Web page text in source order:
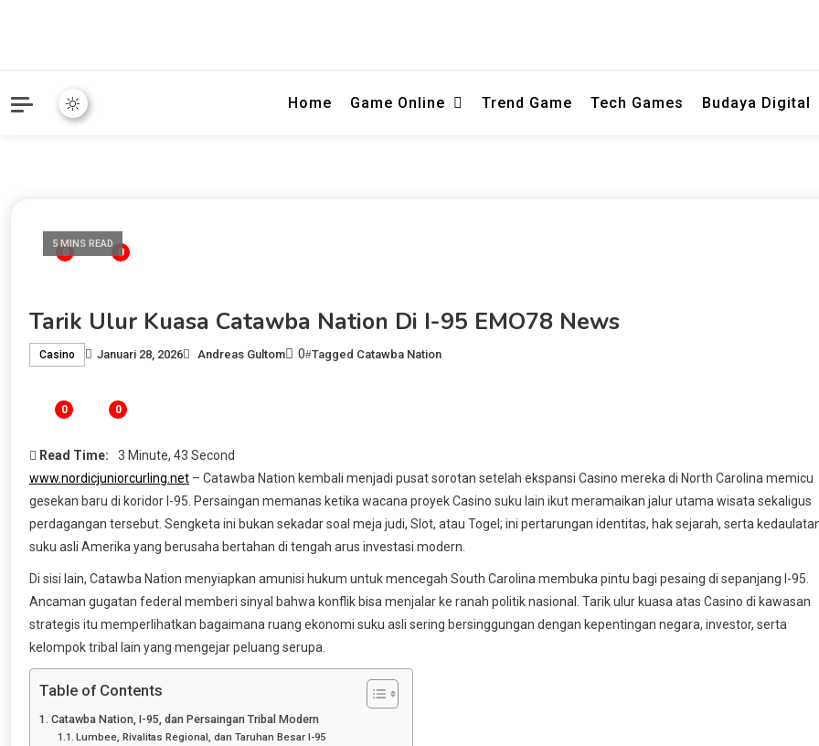
EMO78
Home Game Online Trend Game Tech Games Budaya Digital
0 0
5 MINS READ
Tarik Ulur Kuasa Catawba Nation Di I-95 EMO78 News
Casino Januari 28, 2026 Andreas Gultom 0 Tagged Catawba Nation
0 0
Read Time:
3 Minute, 43 Second
www.nordicjuniorcurling.net – Catawba Nation kembali menjadi pusat sorotan setelah ekspansi Casino mereka di North Carolina memicu
gesekan baru di koridor I-95. Persaingan memanas ketika wacana proyek Casino suku lain ikut meramaikan jalur utama wisata sekaligus
perdagangan tersebut. Sengketa ini bukan sekadar soal meja judi, Slot, atau Togel; ini pertarungan identitas, hak sejarah, serta
suku asli Amerika yang berusaha bertahan di tengah arus investasi modern.
Di sisi lain, Catawba Nation menyiapkan amunisi hukum untuk mencegah South Carolina membuka pintu bagi pesaing di sepanjang I-95.
Ancaman gugatan federal memberi sinyal bahwa konflik bisa menjalar ke ranah politik nasional. Tarik ulur kuasa atas Casino di kawasan
strategis itu memperlihatkan bagaimana ruang ekonomi suku asli sering bersinggungan dengan kepentingan negara, investor, serta
kelompok tribal lain yang mengejar peluang serupa.
Table of Contents
Catawba Nation, I-95, dan Persaingan Tribal Modern
Lumbee, Rivalitas Regional, dan Taruhan Besar I-95